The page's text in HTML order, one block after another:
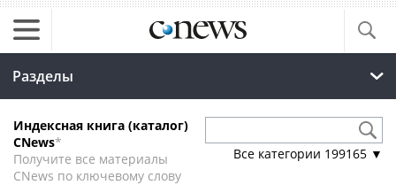
Разделы
Индексная книга (каталог)
CNews*
Получите все материалы
CNews по ключевому слову
Все категории 199165 ▼